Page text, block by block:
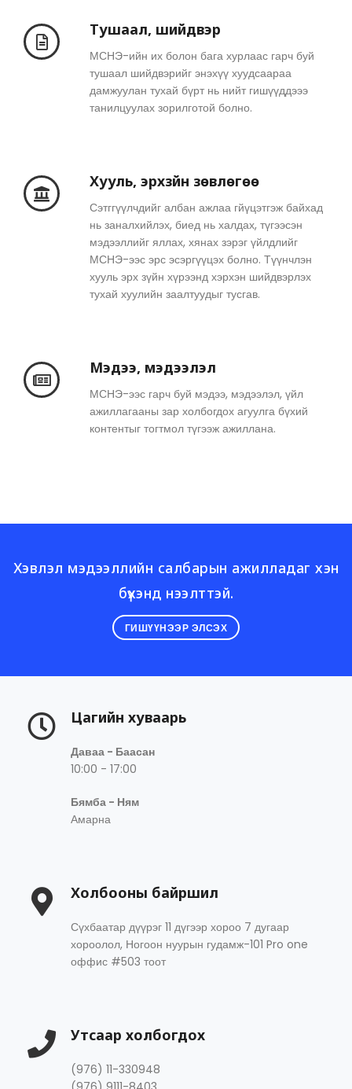
Тушаал, шийдвэр
МСНЭ-ийн их болон бага хурлаас гарч буй
тушаал шийдвэрийг энэхүү хуудсаараа
дамжуулан тухай бүрт нь нийт гишүүддэээ
танилцуулах зорилготой болно.
Хууль, эрхзүйн зөвлөгөө
Сэтггүүлчдийг албан ажлаа гйүцэтгэж байхад
нь заналхийлэх, биед нь халдах, түгээсэн
мэдээллийг яллах, хянах зэрэг үйлдлийг
МСНЭ-ээс эрс эсэргүүцэх болно. Түүнчлэн
хууль эрх зүйн хүрээнд хэрхэн шийдвэрлэх
тухай хуулийн заалтуудыг тусгав.
Мэдээ, мэдээлэл
МСНЭ-ээс гарч буй мэдээ, мэдээлэл, үйл
ажиллагааны зар холбогдох агуулга бүхий
контентыг тогтмол түгээж ажиллана.
Хэвлэл мэдээллийн салбарын ажилладаг хэн
бүхэнд нээлттэй.
ГИШҮҮНЭЭР ЭЛСЭХ
Цагийн хуваарь
Даваа - Баасан
10:00 - 17:00
Бямба - Ням
Амарна
Холбооны байршил
Сүхбаатар дүүрэг 11 дүгээр хороо 7 дугаар
хороолол, Ногоон нуурын гудамж-101 Pro one
оффис #503 тоот
Утсаар холбогдох
(976) 11-330948